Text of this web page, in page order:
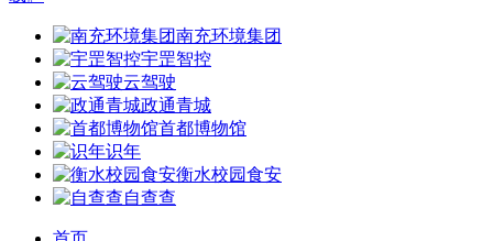
南充环境集团
宇罡智控
云驾驶
政通青城
首都博物馆
识年
衡水校园食安
自查查